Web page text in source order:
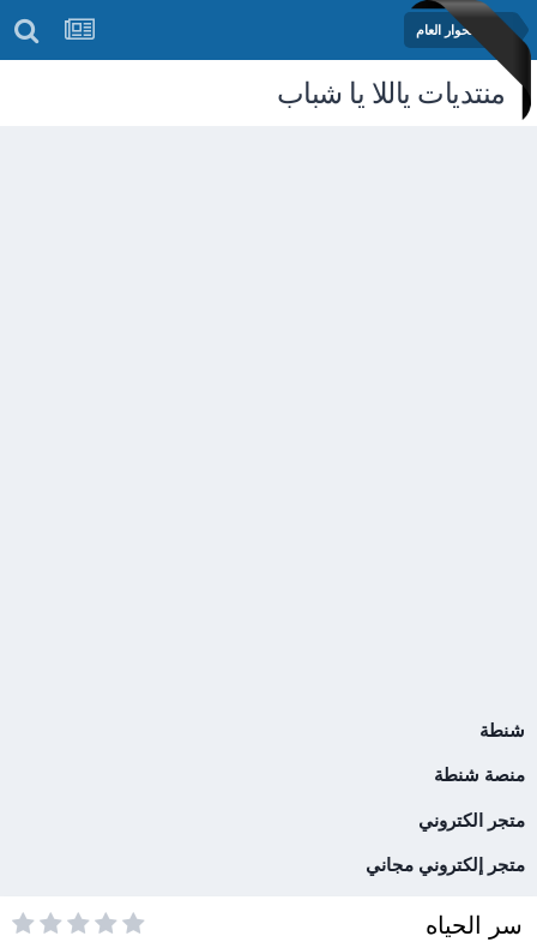
منتدى الحوار العام
منتديات ياللا يا شباب
شنطة
منصة شنطة
متجر الكتروني
متجر إلكتروني مجاني
سر الحياه